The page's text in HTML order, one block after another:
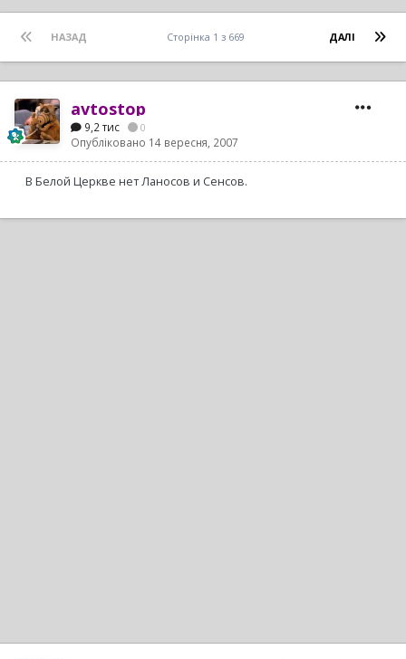
НАЗАД ДАЛІ
Сторінка 1 з 669
avtostop
9,2 тис 0
Опубліковано 14 вересня, 2007
В Белой Церкве нет Ланосов и Сенсов.